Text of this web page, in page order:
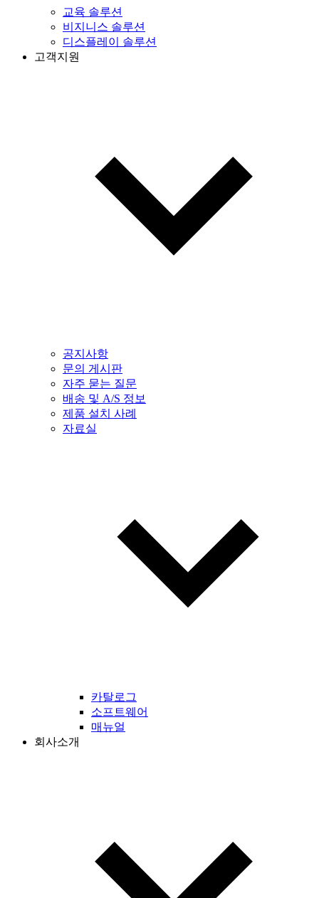
교육 솔루션
비지니스 솔루션
디스플레이 솔루션
고객지원
공지사항
문의 게시판
자주 묻는 질문
배송 및 A/S 정보
제품 설치 사례
자료실
카탈로그
소프트웨어
매뉴얼
회사소개